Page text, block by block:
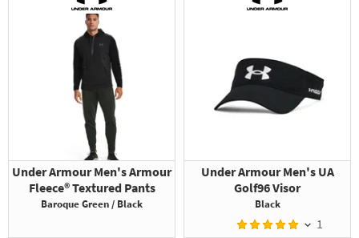
Under Armour Men's Armour
Fleece® Textured Pants
Baroque Green / Black
Under Armour Men's UA
Golf96 Visor
Black
1